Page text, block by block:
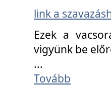
link a
Ezek a
vigyünk be
...
Tovább